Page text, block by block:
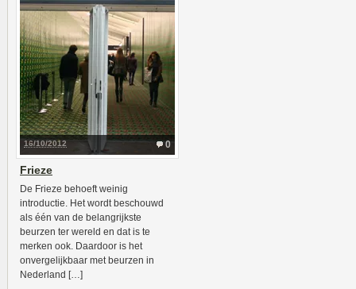
0
16/10/2012
Frieze
De Frieze behoeft weinig
introductie. Het wordt beschouwd
als één van de belangrijkste
beurzen ter wereld en dat is te
merken ook. Daardoor is het
onvergelijkbaar met beurzen in
Nederland […]